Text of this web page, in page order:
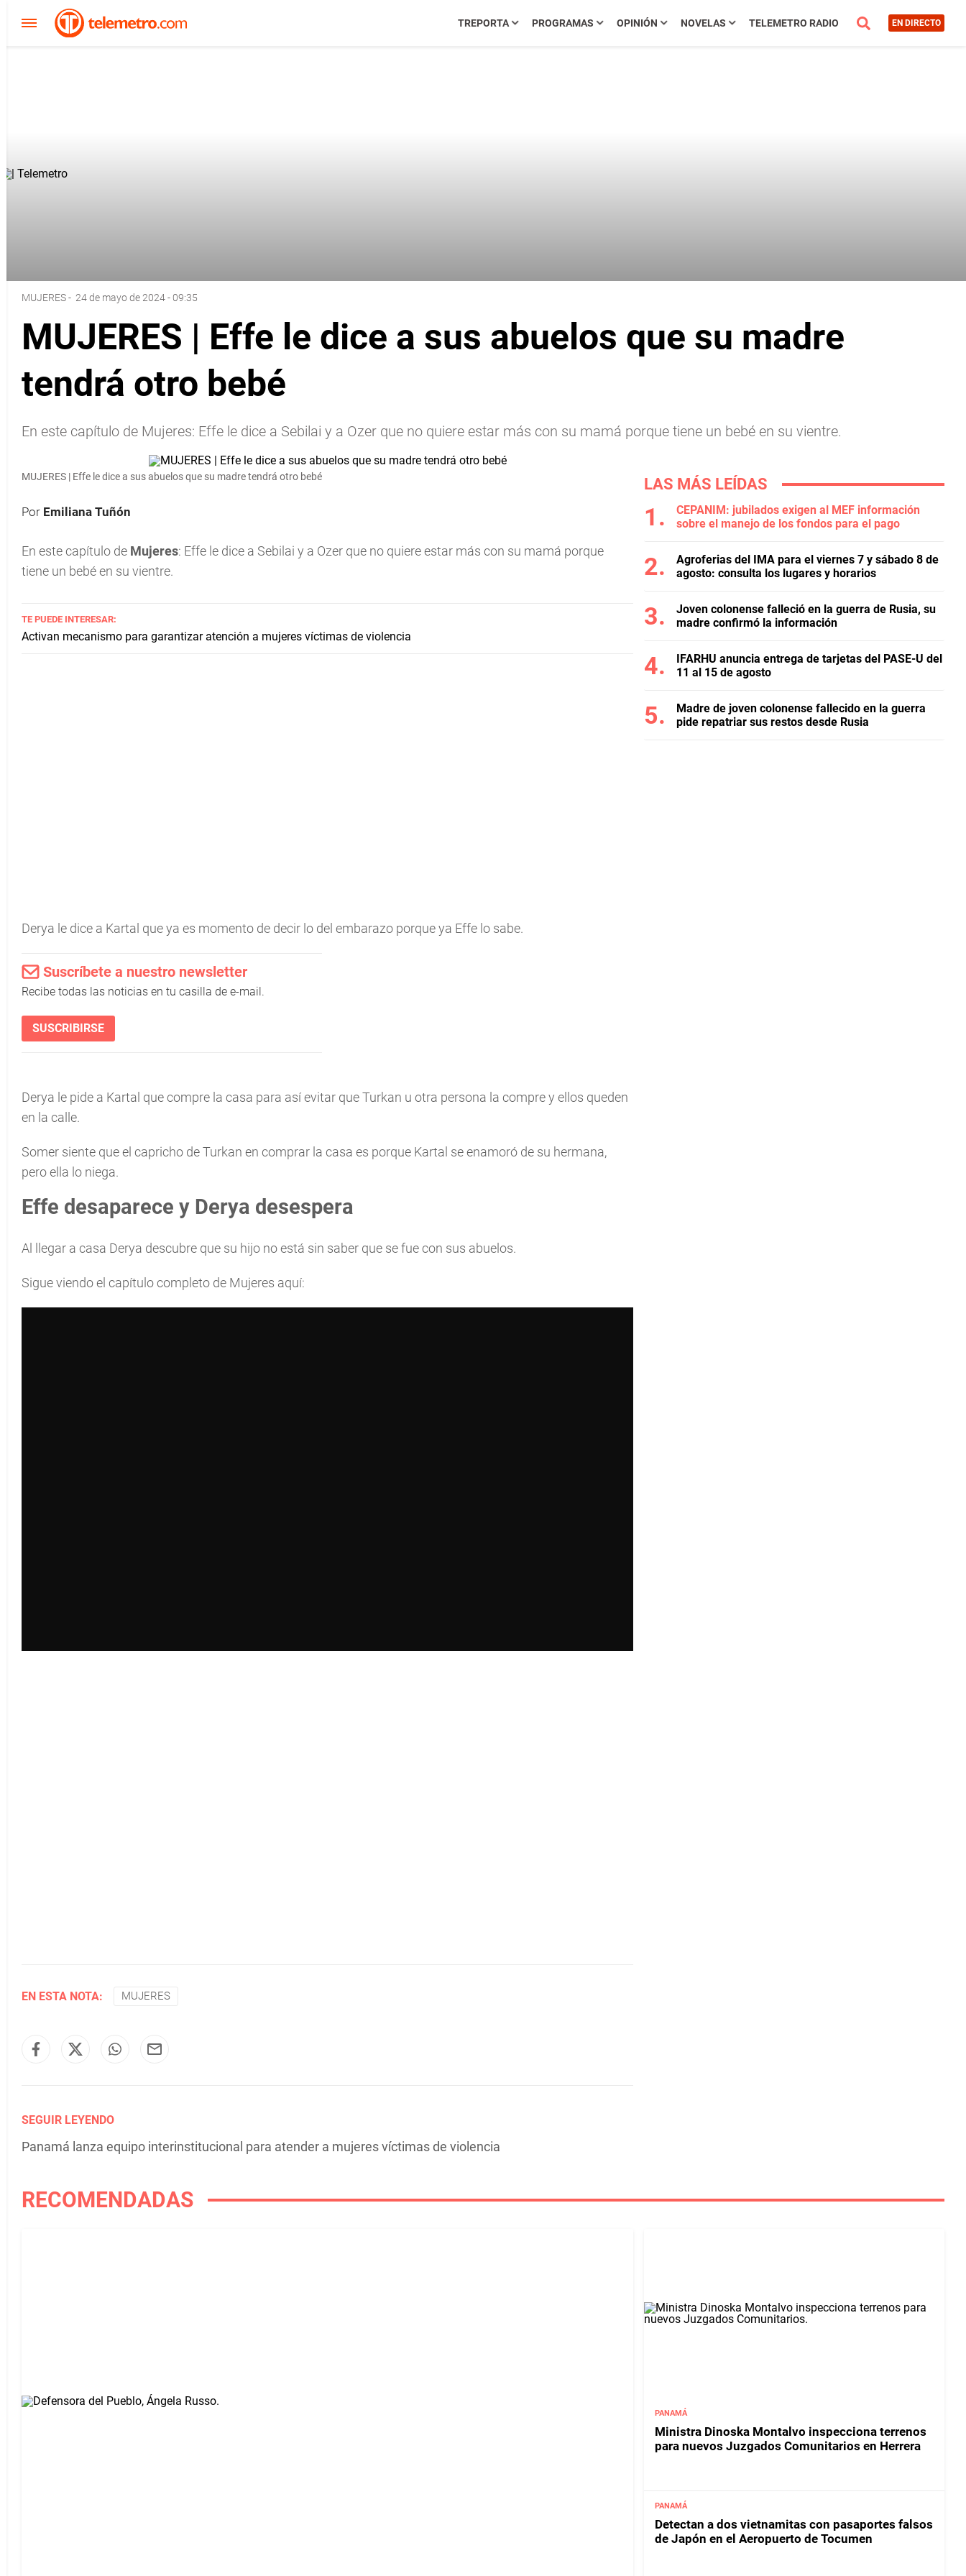
TREPORTA PROGRAMAS OPINIÓN NOVELAS TELEMETRO RADIO EN DIRECTO
MUJERES- 24 de mayo de 2024 - 09:35
MUJERES | Effe le dice a sus abuelos que su madre
tendrá otro bebé
En este capítulo de Mujeres: Effe le dice a Sebilai y a Ozer que no quiere estar más con su mamá porque tiene un bebé en su vientre.
MUJERES | Effe le dice a sus abuelos que su madre tendrá otro bebé
Por Emiliana Tuñón
En este capítulo de Mujeres: Effe le dice a Sebilai y a Ozer que no quiere estar más con su mamá porque
tiene un bebé en su vientre.
TE PUEDE INTERESAR:
Activan mecanismo para garantizar atención a mujeres víctimas de violencia
Derya le dice a Kartal que ya es momento de decir lo del embarazo porque ya Effe lo sabe.
Suscríbete a nuestro newsletter
Recibe todas las noticias en tu casilla de e-mail.
SUSCRIBIRSE
Derya le pide a Kartal que compre la casa para así evitar que Turkan u otra persona la compre y ellos queden
en la calle.
Somer siente que el capricho de Turkan en comprar la casa es porque Kartal se enamoró de su hermana,
pero ella lo niega.
Effe desaparece y Derya desespera
Al llegar a casa Derya descubre que su hijo no está sin saber que se fue con sus abuelos.
Sigue viendo el capítulo completo de Mujeres aquí:
EN ESTA NOTA: MUJERES
SEGUIR LEYENDO
Panamá lanza equipo interinstitucional para atender a mujeres víctimas de violencia
LAS MÁS LEÍDAS
CEPANIM: jubilados exigen al MEF información
sobre el manejo de los fondos para el pago
Agroferias del IMA para el viernes 7 y sábado 8 de
agosto: consulta los lugares y horarios
Joven colonense falleció en la guerra de Rusia, su
madre confirmó la información
IFARHU anuncia entrega de tarjetas del PASE-U del
11 al 15 de agosto
Madre de joven colonense fallecido en la guerra
pide repatriar sus restos desde Rusia
RECOMENDADAS
PANAMÁ
Ministra Dinoska Montalvo inspecciona terrenos
para nuevos Juzgados Comunitarios en Herrera
PANAMÁ
Detectan a dos vietnamitas con pasaportes falsos
de Japón en el Aeropuerto de Tocumen